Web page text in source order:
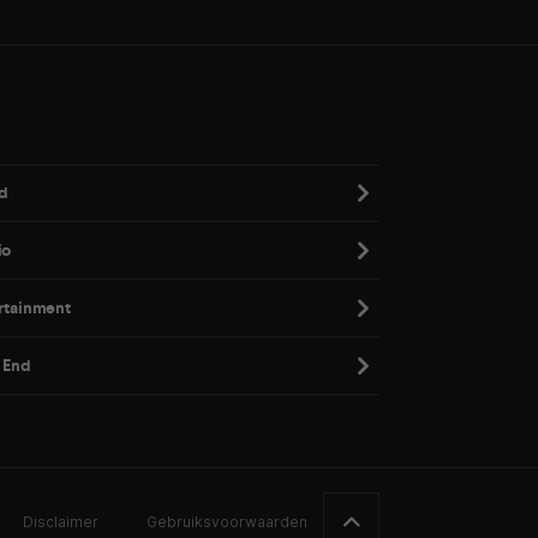
Disclaimer Gebruiksvoorwaarden